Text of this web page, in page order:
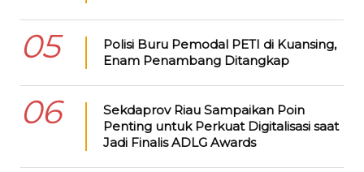
05
Polisi Buru Pemodal PETI di Kuansing,
Enam Penambang Ditangkap
06
Sekdaprov Riau Sampaikan Poin
Penting untuk Perkuat Digitalisasi saat
Jadi Finalis ADLG Awards